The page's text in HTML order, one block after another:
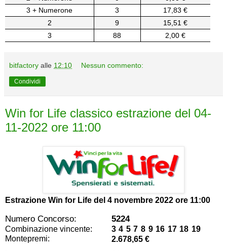
3 + Numerone
3
17,83 €
2
9
15,51 €
3
88 2,00 €
bitfactory alle 12:10 Nessun commento:
Condividi
Win for Life classico estrazione del 04-
11-2022 ore 11:00
Estrazione Win for Life del 4 novembre 2022 ore 11:00
Numero Concorso: 5224
Combinazione vincente:
3 4 5 7 8 9 16 17 18 19
Montepremi:
2.678,65 €